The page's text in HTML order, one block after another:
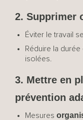
2. Supprimer
Éviter le travail
Réduire la
isolées.
3. Mettre en
prévention
Mesures